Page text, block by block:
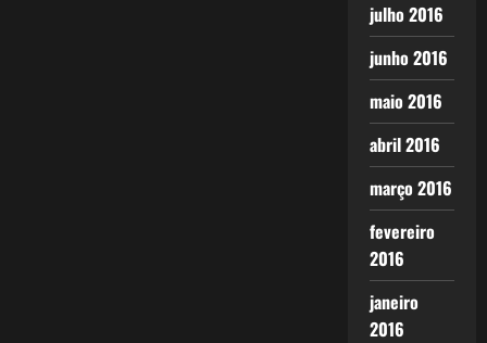
julho 2016
junho 2016
maio 2016
abril 2016
março 2016
fevereiro
2016
janeiro
2016